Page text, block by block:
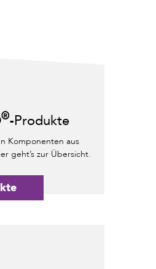
®-Produkte
Komponenten aus
geht’s zur Übersicht.